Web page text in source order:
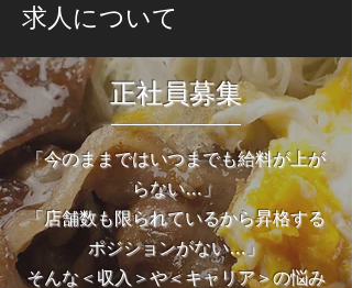
正社員募集
「今のままではいつまでも給料が上が
らない…」
「店舗数も限られているから昇格する
ポジションがない…」
そんな＜収入＞や＜キャリア＞の悩み
求人について